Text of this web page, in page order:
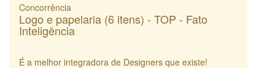
Concorrência
Logo e papelaria (6 itens) - TOP - Fato
Inteligência
É a melhor integradora de Designers que existe!